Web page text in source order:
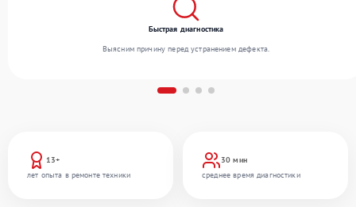
13+
лет опыта в ремонте техники
30 мин
среднее время диагностики
Быстрая диагностика
Выясним причину перед устранением дефекта.